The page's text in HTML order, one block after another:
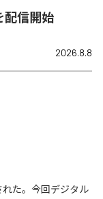
配信開始
2026.8.8
れた。今回デジタル